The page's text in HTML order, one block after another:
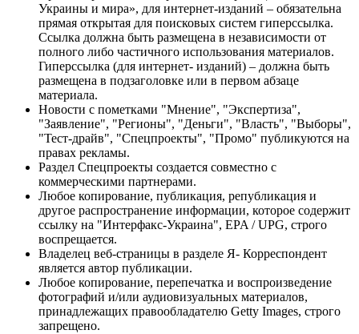
Украины и мира», для интернет-изданий – обязательна
прямая открытая для поисковых систем гиперссылка.
Ссылка должна быть размещена в независимости от
полного либо частичного использования материалов.
Гиперссылка (для интернет- изданий) – должна быть
размещена в подзаголовке или в первом абзаце
материала.
Новости с пометками "Мнение", "Экспертиза",
"Заявление", "Регионы", "Деньги", "Власть", "Выборы",
"Тест-драйв", "Спецпроекты", "Промо" публикуются на
правах рекламы.
Раздел Спецпроекты создается совместно с
коммерческими партнерами.
Любое копирование, публикация, републикация и
другое распространение информации, которое содержит
ссылку на "Интерфакс-Украина", EPA / UPG, строго
воспрещается.
Владелец веб-страницы в разделе Я- Корреспондент
является автор публикации.
Любое копирование, перепечатка и воспроизведение
фотографий и/или аудиовизуальных материалов,
принадлежащих правообладателю Getty Images, строго
запрещено.